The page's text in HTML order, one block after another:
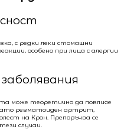
с редки леки стомашни
особено при лица с алергии
може теоретично да повлияе
ревматоиден артрит,
на Крон. Препоръчва се
случаи.